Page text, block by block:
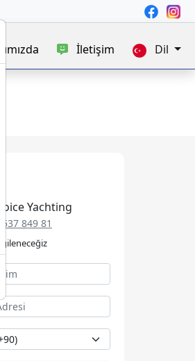
İletişim Dil
Yachting
537 849 81